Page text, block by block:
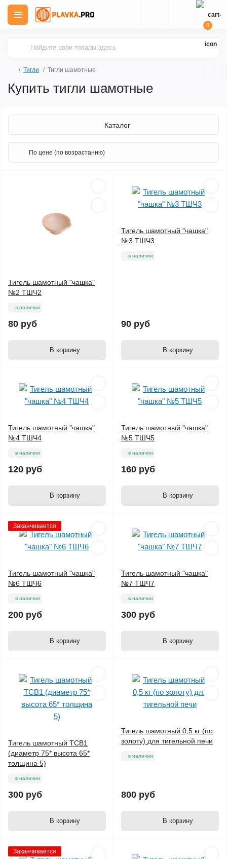
0
Тигли Тигли шамотные
Купить тигли шамотные
Каталог
Тигель шамотный "чашка"
№2 ТШЧ2
в наличии
80 руб
В корзину
Тигель шамотный "чашка"
№3 ТШЧ3
в наличии
90 руб
В корзину
Тигель шамотный "чашка"
№4 ТШЧ4
в наличии
120 руб
В корзину
Тигель шамотный "чашка"
№5 ТШЧ5
в наличии
160 руб
В корзину
Заканчивается
Тигель шамотный "чашка"
№6 ТШЧ6
в наличии
200 руб
В корзину
Тигель шамотный "чашка"
№7 ТШЧ7
в наличии
300 руб
В корзину
Тигель шамотный ТСВ1
(диаметр 75* высота 65*
толщина 5)
в наличии
300 руб
В корзину
Тигель шамотный 0,5 кг (по
золоту) для тигельной печи
в наличии
800 руб
В корзину
Заканчивается